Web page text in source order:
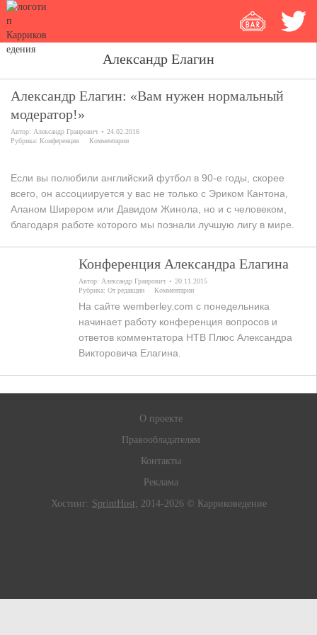
Александр Елагин
Александр Елагин: «Вам нужен нормальный
модератор!»
Автор: Александр Граирович
24.02.2016
Рубрика: Конференция Комментарии
Если вы полюбили английский футбол в 90-е годы, скорее
всего, он ассоциируется у вас не только с Эриком Кантона,
Аланом Ширером или Давидом Жинола, но и с человеком,
благодаря работе которого мы познали лучшую лигу в мире.
Конференция Александра Елагина
Автор: Александр Граирович
20.11.2015
Рубрика:От редакции Комментарии
На сайте wemberley.com с понедельника
начинает работу конференция вопросов и
ответов комментатора НТВ Плюс Александра
Викторовича Елагина.
О проекте
Правообладателям
Контакты
Реклама
Хостинг: SprintHost; 2014-2026 © Карриковедение